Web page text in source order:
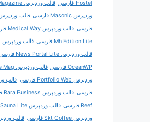
Hostel فارسی
قالب وردپرس Madd Magazine فارسی
وردپرس Masonic فارسی
فارسی قالب وردپرس Medical Way فارسی
Mh Edition Lite فارسی
قالب وردپرس News Mag فارسی
قالب وردپرس News Portal Lite فارسی
OceanWP فارسی
قالب وردپرس Online Mag فارسی
وردپرس Portfolio Web فارسی
فارسی قالب وردپرس Rara Business فارسی
Reef فارسی
قالب وردپرس Sauna Lite فارسی
وردپرس Skt Coffee فارسی